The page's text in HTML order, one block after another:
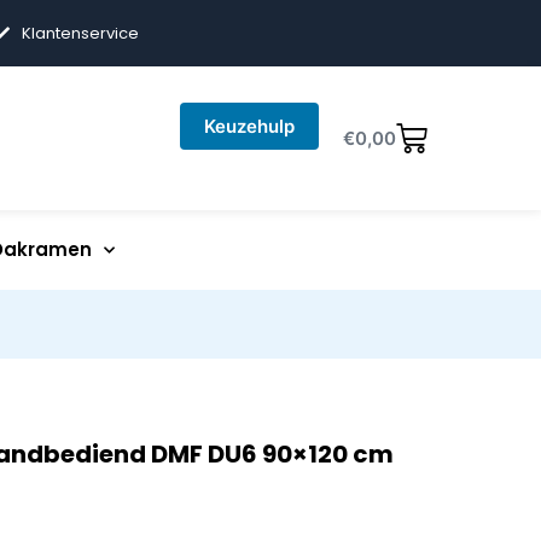
Klantenservice
Keuzehulp
€0,00
DMF DU6 90×120 cm